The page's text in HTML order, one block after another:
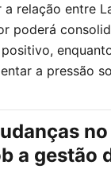
relação entre
poderá
a pressão
a gestão